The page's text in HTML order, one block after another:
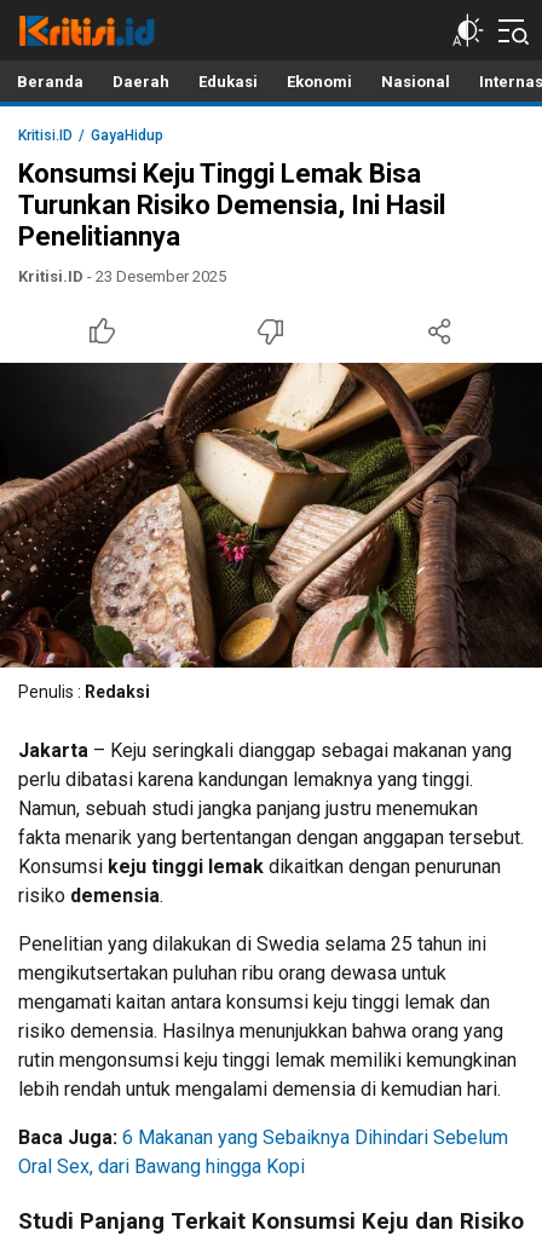
Kritisi.ID
Kritik untuk Negeri!
Beranda Daerah Edukasi Ekonomi Nasional
Kritisi.ID GayaHidup
Konsumsi Keju Tinggi Lemak Bisa
Turunkan Risiko Demensia, Ini Hasil
Penelitiannya
Kritisi.ID - 23 Desember 2025
Penulis : Redaksi
Jakarta – Keju seringkali dianggap sebagai makanan yang
perlu dibatasi karena kandungan lemaknya yang tinggi.
Namun, sebuah studi jangka panjang justru menemukan
fakta menarik yang bertentangan dengan anggapan tersebut.
Konsumsi keju tinggi lemak dikaitkan dengan penurunan
risiko demensia.
Penelitian yang dilakukan di Swedia selama 25 tahun ini
mengikutsertakan puluhan ribu orang dewasa untuk
mengamati kaitan antara konsumsi keju tinggi lemak dan
risiko demensia. Hasilnya menunjukkan bahwa orang yang
rutin mengonsumsi keju tinggi lemak memiliki kemungkinan
lebih rendah untuk mengalami demensia di kemudian hari.
Baca Juga: 6 Makanan yang Sebaiknya Dihindari Sebelum
Oral Sex, dari Bawang hingga Kopi
Studi Panjang Terkait Konsumsi Keju dan Risiko